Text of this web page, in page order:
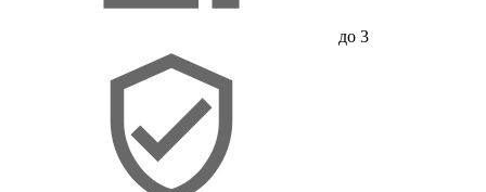
до 3